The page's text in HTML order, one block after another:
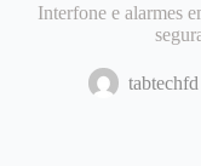
Interfone e alarmes
tabtechfd